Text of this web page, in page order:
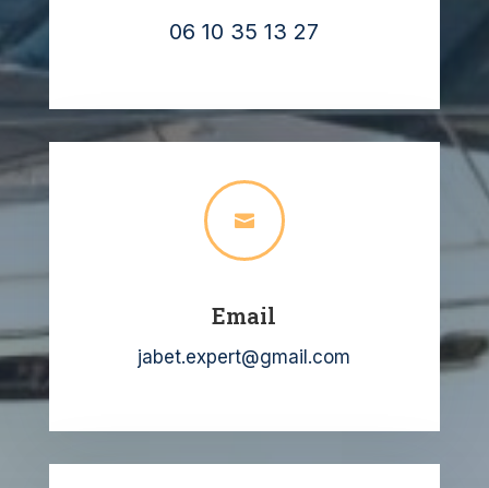
06 10 35 13 27

Email
jabet.expert@gmail.com